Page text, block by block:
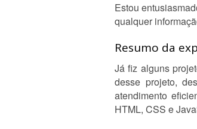
Estou
qualquer
Resumo da
Já fiz alguns
desse projeto,
atendimento
HTML, CSS e